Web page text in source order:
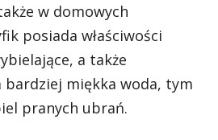
w domowych
posiada właściwości
a także
bardziej miękka woda, tym
pranych ubrań.